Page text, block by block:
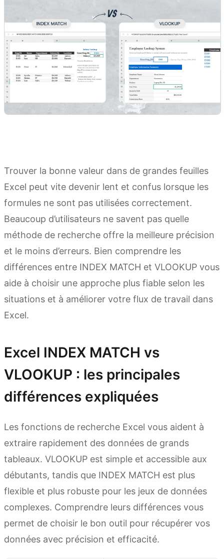
Trouver la bonne valeur dans de grandes feuilles
Excel peut vite devenir lent et confus lorsque les
formules ne sont pas utilisées correctement.
Beaucoup d’utilisateurs ne savent pas quelle
méthode de recherche offre la meilleure précision
et le moins d’erreurs. Bien comprendre les
différences entre INDEX MATCH et VLOOKUP vous
aide à choisir une approche plus fiable selon les
situations et à améliorer votre flux de travail dans
Excel.
Excel INDEX MATCH vs
VLOOKUP : les principales
différences expliquées
Les fonctions de recherche Excel vous aident à
extraire rapidement des données de grands
tableaux. VLOOKUP est simple et accessible aux
débutants, tandis que INDEX MATCH est plus
flexible et plus robuste pour les jeux de données
complexes. Comprendre leurs différences vous
permet de choisir le bon outil pour récupérer vos
données avec précision et efficacité.